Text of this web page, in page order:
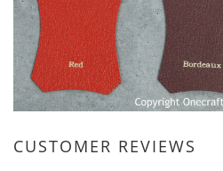
CUSTOMER REVIEWS